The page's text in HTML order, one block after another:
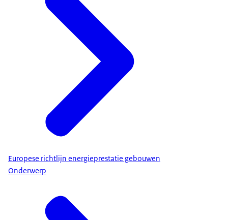
Europese richtlijn energieprestatie gebouwen
Onderwerp